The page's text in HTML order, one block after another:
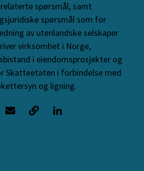
spørsmål, samt
spørsmål som for
av utenlandske selskaper
virksomhet i Norge,
i eiendomsprosjekter og
Skatteetaten i forbindelse med
og ligning.